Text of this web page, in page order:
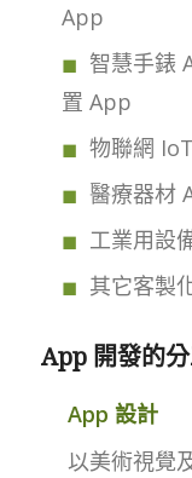
App
智慧手錶
置 App
物聯網
醫療器材
工業用設
其它客製
App 開發的
App 設計
以美術視覺